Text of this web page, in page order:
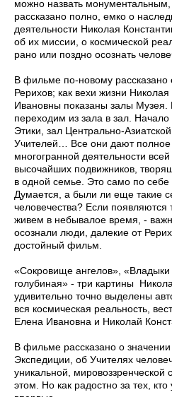
можно назвать монументальным,
рассказано полно, емко о
деятельности Николая
об их миссии, о космической
рано или поздно осознать
В фильме по-новому
Рерихов; как вехи жизни
Ивановны показаны залы
переходим из зала в зал.
Этики, зал Центрально-
Учителей… Все они дают полное
многогранной деятельности
высочайших подвижников,
в одной семье. Это само по себе
Думается, а были ли еще такие
человечества? Если
живем в небывалое время, -
осознали люди, далекие от
достойный фильм.
«Сокровище ангелов»,
голубиная» - три картины
удивительно точно выделены
вся космическая реальность,
Елена Ивановна и Николай
В фильме рассказано о
Экспедиции, об Учителях
уникальной,
этом. Но как радостно за тех,